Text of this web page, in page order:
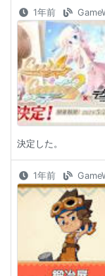
1年前
決定した。
1年前